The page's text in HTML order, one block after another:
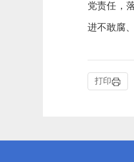
党责任，
进不敢腐
打印